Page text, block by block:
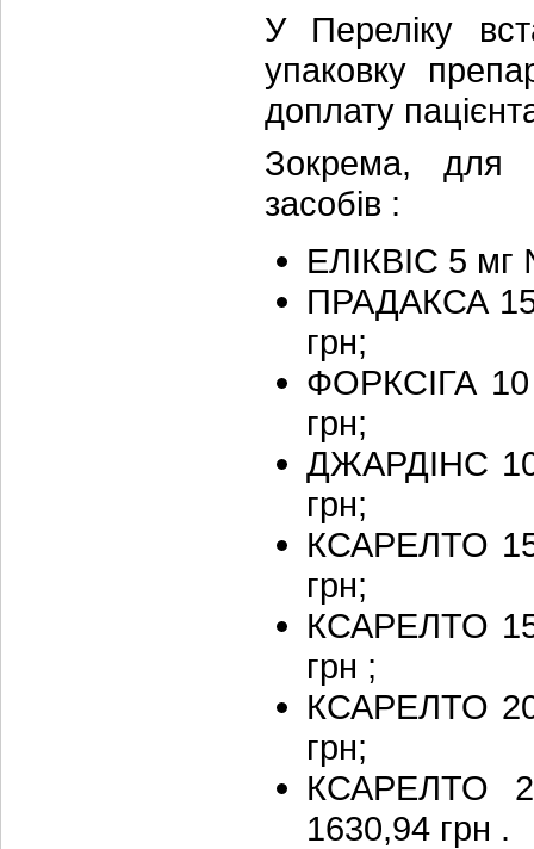
У Переліку
упаковку
доплату
Зокрема, для
засобів :
ЕЛІКВІС 5 мг
ПРАДАКСА
грн;
ФОРКСІГА 10
грн;
ДЖАРДІНС 10
грн;
КСАРЕЛТО 15
грн;
КСАРЕЛТО 15
грн ;
КСАРЕЛТО 20
грн;
КСАРЕЛТО
1630,94 грн .